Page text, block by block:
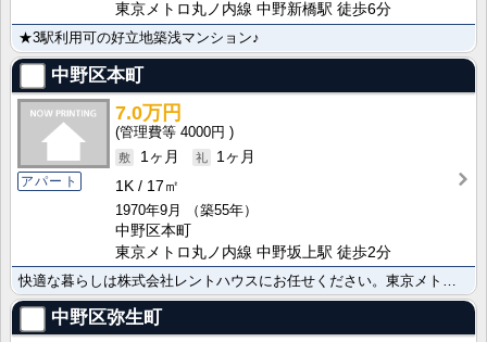
東京メトロ丸ノ内線 中野新橋駅 徒歩6分
★3駅利用可の好立地築浅マンション♪
中野区本町
アパート
7.0万円
4000円
1ヶ月
1ヶ月
1K
17㎡
1970年9月
（築55年）
中野区本町
東京メトロ丸ノ内線 中野坂上駅 徒歩2分
中野区弥生町